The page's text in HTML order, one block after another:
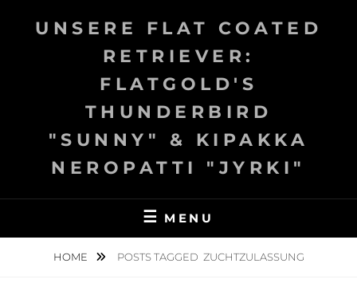
UNSERE FLAT COATED
RETRIEVER:
FLATGOLD'S
THUNDERBIRD
"SUNNY" & KIPAKKA
NEROPATTI "JYRKI"
MENU
HOME POSTS TAGGED ZUCHTZULASSUNG